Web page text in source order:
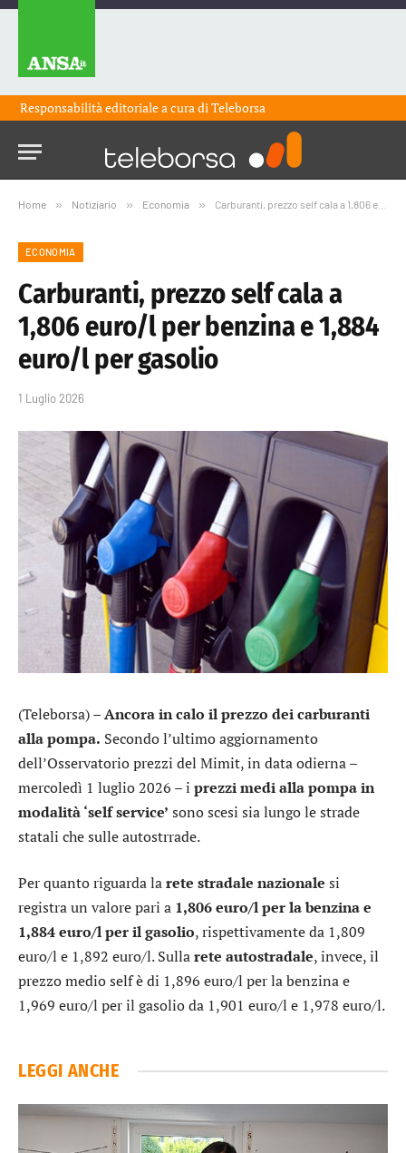
Responsabilità editoriale a cura diTeleborsa
Home » Notiziario » Economia » Carburanti, prezzo self cala a 1,806 euro/l per benzina e 1,884 euro/l per gasolio
ECONOMIA
Carburanti, prezzo self cala a
1,806 euro/l per benzina e 1,884
euro/l per gasolio
1 Luglio 2026
(Teleborsa) –Ancora in calo il prezzo dei carburanti
alla pompa. Secondo l’ultimo aggiornamento
dell’Osservatorio prezzi del Mimit, in data odierna –
mercoledì 1 luglio 2026 – i prezzi medi alla pompa in
modalità ‘self service’ sono scesi sia lungo le strade
statali che sulle autostrrade.
Per quanto riguarda larete stradale nazionale si
registra un valore pari a 1,806 euro/l per la benzina e
1,884 euro/l per il gasolio, rispettivamente da 1,809
euro/l e 1,892 euro/l. Sullarete autostradale, invece, il
prezzo medio self è di 1,896 euro/l per la benzina e
1,969 euro/l per il gasolio da 1,901 euro/l e 1,978 euro/l.
LEGGI ANCHE